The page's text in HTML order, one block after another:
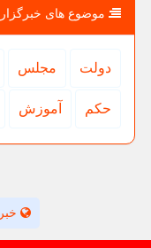
موضوع های
دولت مجلس
حكم آموزش